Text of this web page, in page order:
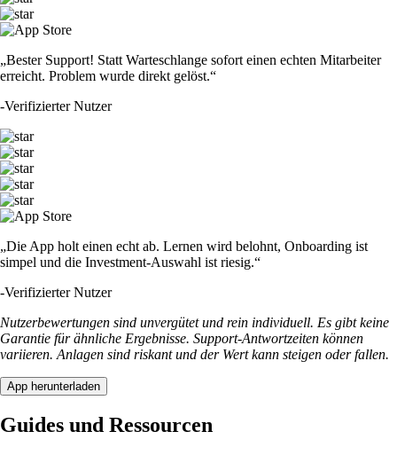
„Bester Support! Statt Warteschlange sofort einen echten Mitarbeiter
erreicht. Problem wurde direkt gelöst.“
-Verifizierter Nutzer
„Die App holt einen echt ab. Lernen wird belohnt, Onboarding ist
simpel und die Investment-Auswahl ist riesig.“
-Verifizierter Nutzer
Nutzerbewertungen sind unvergütet und rein individuell. Es gibt keine
Garantie für ähnliche Ergebnisse. Support-Antwortzeiten können
variieren. Anlagen sind riskant und der Wert kann steigen oder fallen.
App herunterladen
Guides und Ressourcen